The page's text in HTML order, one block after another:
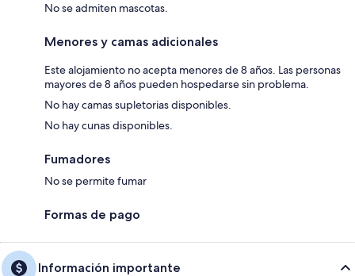
No se admiten mascotas.
Menores y camas adicionales
Este alojamiento no acepta menores de 8 años. Las personas
mayores de 8 años pueden hospedarse sin problema.
No hay camas supletorias disponibles.
No hay cunas disponibles.
Fumadores
No se permite fumar
Formas de pago
Información importante